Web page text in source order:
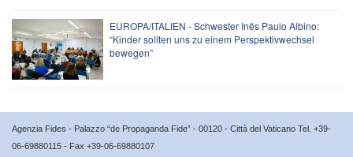
EUROPA/ITALIEN - Schwester Inês Paulo Albino:
“Kinder sollten uns zu einem Perspektivwechsel
bewegen”
Agenzia Fides - Palazzo “de Propaganda Fide” - 00120 - Città del Vaticano Tel. +39-
06-69880115 - Fax +39-06-69880107